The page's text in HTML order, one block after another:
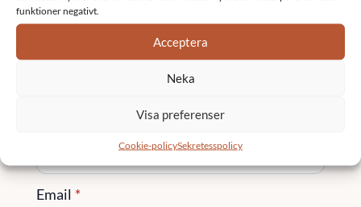
funktioner negativt.
Acceptera
Neka
Visa preferenser
Cookie-policySekretesspolicy
Besök vår sida
område
Kontakta oss
Email *